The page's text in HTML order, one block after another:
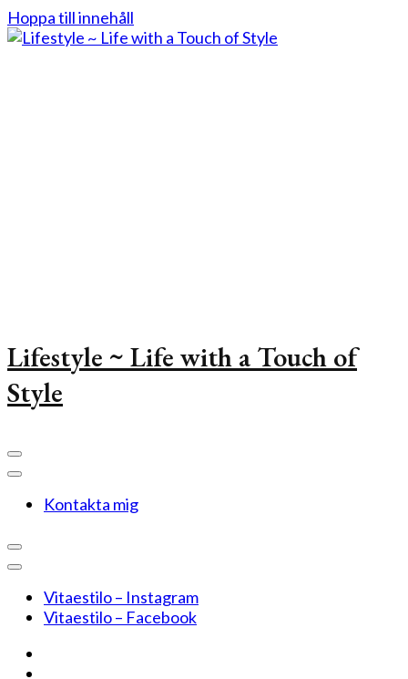
Hoppa till innehåll
Lifestyle ~ Life with a Touch of
Style
Kontakta mig
Vitaestilo – Instagram
Vitaestilo – Facebook